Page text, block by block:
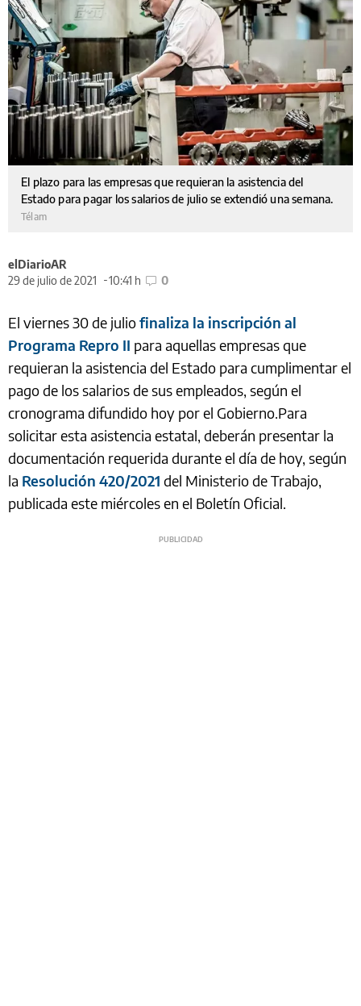
El plazo para las empresas que requieran la asistencia del
Estado para pagar los salarios de julio se extendió una semana.
Télam
elDiarioAR
29 de julio de 2021
10:41 h 0
El viernes 30 de juliofinaliza la inscripción al
Programa Repro II para aquellas empresas que
requieran la asistencia del Estado para cumplimentar el
pago de los salarios de sus empleados, según el
cronograma difundido hoy por el Gobierno.Para
solicitar esta asistencia estatal, deberán presentar la
documentación requerida durante el día de hoy, según
la Resolución 420/2021 del Ministerio de Trabajo,
publicada este miércoles en el Boletín Oficial.